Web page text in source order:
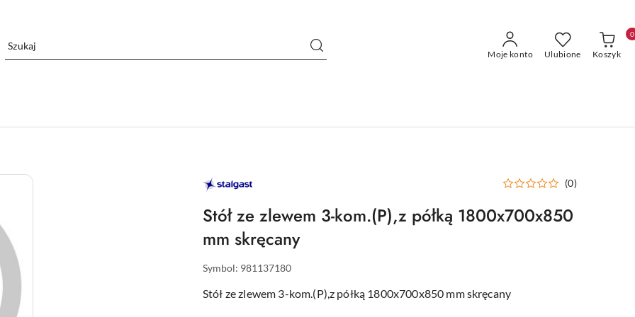
Moje konto Ulubione Koszyk
0
STALGAST
–
DLA
GASTRONOMII
(0)
Stół ze zlewem 3-kom.(P),z półką 1800x700x850
mm skręcany
Symbol: 981137180
Stół ze zlewem 3-kom.(P),z półką 1800x700x850 mm skręcany